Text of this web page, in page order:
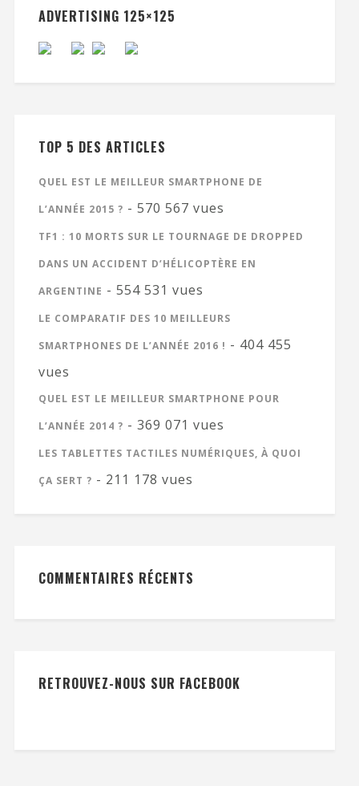
ADVERTISING 125×125
TOP 5 DES ARTICLES
QUEL EST LE MEILLEUR SMARTPHONE DE
L’ANNÉE 2015 ? - 570 567 vues
TF1 : 10 MORTS SUR LE TOURNAGE DE DROPPED
DANS UN ACCIDENT D’HÉLICOPTÈRE EN
ARGENTINE - 554 531 vues
LE COMPARATIF DES 10 MEILLEURS
SMARTPHONES DE L’ANNÉE 2016 ! - 404 455
vues
QUEL EST LE MEILLEUR SMARTPHONE POUR
L’ANNÉE 2014 ? - 369 071 vues
LES TABLETTES TACTILES NUMÉRIQUES, À QUOI
ÇA SERT ? - 211 178 vues
COMMENTAIRES RÉCENTS
RETROUVEZ-NOUS SUR FACEBOOK